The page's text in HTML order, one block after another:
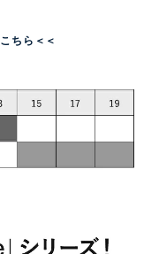
ちら＜＜